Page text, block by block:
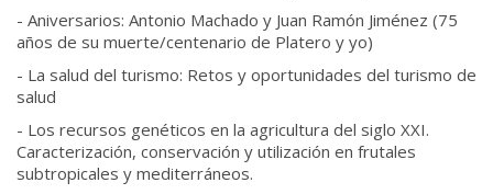
- Aniversarios: Antonio Machado y Juan Ramón Jiménez (75
años de su muerte/centenario de Platero y yo)
- La salud del turismo: Retos y oportunidades del turismo de
salud
- Los recursos genéticos en la agricultura del siglo XXI.
Caracterización, conservación y utilización en frutales
subtropicales y mediterráneos.